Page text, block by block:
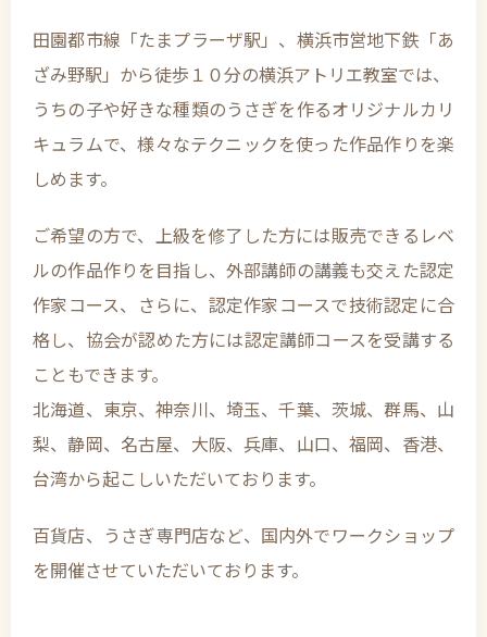
田園都市線「たまプラーザ駅」、横浜市営地下鉄「あ
ざみ野駅」から徒歩１０分の横浜アトリエ教室では、
うちの子や好きな種類のうさぎを作るオリジナルカリ
キュラムで、様々なテクニックを使った作品作りを楽
しめます。
ご希望の方で、上級を修了した方には販売できるレベ
ルの作品作りを目指し、外部講師の講義も交えた認定
作家コース、さらに、認定作家コースで技術認定に合
格し、協会が認めた方には認定講師コースを受講する
こともできます。
北海道、東京、神奈川、埼玉、千葉、茨城、群馬、山
梨、静岡、名古屋、大阪、兵庫、山口、福岡、香港、
台湾から起こしいただいております。
百貨店、うさぎ専門店など、国内外でワークショップ
を開催させていただいております。